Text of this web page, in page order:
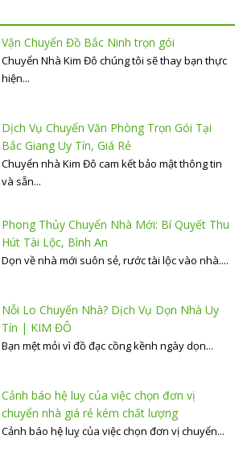
Vận Chuyển Đồ Bắc Ninh trọn gói
Chuyển Nhà Kim Đô chúng tôi sẽ thay bạn thực
hiện...
Dịch Vụ Chuyển Văn Phòng Trọn Gói Tại
Bắc Giang Uy Tín, Giá Rẻ
Chuyển nhà Kim Đô cam kết bảo mật thông tin
và sẵn...
Phong Thủy Chuyển Nhà Mới: Bí Quyết Thu
Hút Tài Lộc, Bình An
Dọn về nhà mới suôn sẻ, rước tài lộc vào nhà....
Nỗi Lo Chuyển Nhà? Dịch Vụ Dọn Nhà Uy
Tín | KIM ĐÔ
Bạn mệt mỏi vì đồ đạc cồng kềnh ngày dọn...
Cảnh báo hệ luỵ của việc chọn đơn vị
chuyển nhà giá rẻ kém chất lượng
Cảnh báo hệ luỵ của việc chọn đơn vị chuyển...